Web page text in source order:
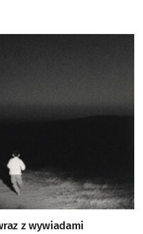
z wywiadami